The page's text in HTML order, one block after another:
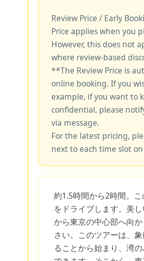
Review Price / Early
Price applies when you
However, this does not
where review-based
**The Review Price is
online booking. If you
example, if you want to
confidential, please
via message.
For the latest pricing,
next to each time slot
約1.5時間から2時間。
をドライブします。美
から東京の中心部へ向
さい。このツアーは、
ることから始まり、湾